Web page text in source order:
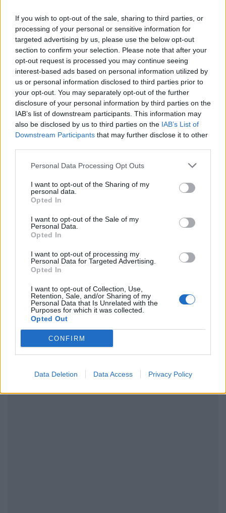
If you wish to opt-out of the sale, sharing to third parties, or
processing of your personal or sensitive information for
targeted advertising by us, please use the below opt-out
section to confirm your selection. Please note that after your
opt-out request is processed you may continue seeing
interest-based ads based on personal information utilized by
us or personal information disclosed to third parties prior to
your opt-out. You may separately opt-out of the further
disclosure of your personal information by third parties on the
IAB’s list of downstream participants. This information may
also be disclosed by us to third parties on the IAB’s List of
Downstream Participants that may further disclose it to other
Personal Data Processing Opt Outs
I want to opt-out of the Sharing of my
personal data.
Opted In
I want to opt-out of the Sale of my
Personal Data.
Opted In
I want to opt-out of processing my
Personal Data for Targeted Advertising.
Opted In
I want to opt-out of Collection, Use,
Retention, Sale, and/or Sharing of my
Personal Data that Is Unrelated with the
Purposes for which it was collected.
Opted Out
CONFIRM
Data Deletion Data Access Privacy Policy
Ακολουθήστε το Pink.gr στο Google Newsκαι
μάθετε πρώτοι
Ακολουθήστε το Pink.gr και στο
Instagram
ΔΙΑΦΗΜΙΣΗ